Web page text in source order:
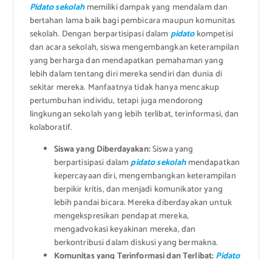
Pidato sekolahmemiliki dampak yang mendalam dan
bertahan lama baik bagi pembicara maupun komunitas
sekolah. Dengan berpartisipasi dalam pidatokompetisi
dan acara sekolah, siswa mengembangkan keterampilan
yang berharga dan mendapatkan pemahaman yang
lebih dalam tentang diri mereka sendiri dan dunia di
sekitar mereka. Manfaatnya tidak hanya mencakup
pertumbuhan individu, tetapi juga mendorong
lingkungan sekolah yang lebih terlibat, terinformasi, dan
kolaboratif.
Siswa yang Diberdayakan:Siswa yang
berpartisipasi dalampidato sekolahmendapatkan
kepercayaan diri, mengembangkan keterampilan
berpikir kritis, dan menjadi komunikator yang
lebih pandai bicara. Mereka diberdayakan untuk
mengekspresikan pendapat mereka,
mengadvokasi keyakinan mereka, dan
berkontribusi dalam diskusi yang bermakna.